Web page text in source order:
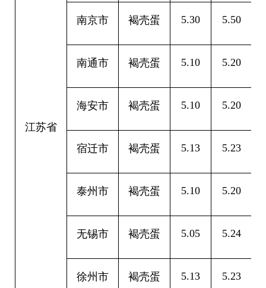
江苏省
南京市 褐壳蛋 5.30 5.50
南通市 褐壳蛋 5.10 5.20
海安市 褐壳蛋 5.10 5.20
宿迁市 褐壳蛋 5.13 5.23
泰州市 褐壳蛋 5.10 5.20
无锡市 褐壳蛋 5.05 5.24
徐州市 褐壳蛋 5.13 5.23